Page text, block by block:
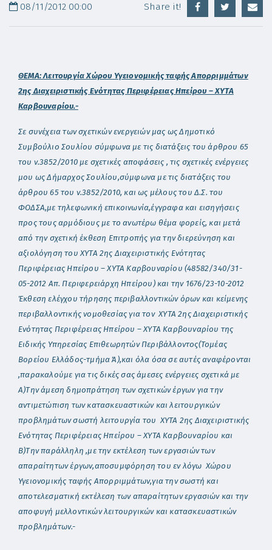
08/11/2012 00:00 Share it!
ΘΕΜΑ:Λειτουργία Χώρου Υγειονομικής ταφής Απορριμμάτων
2ης Διαχειριστικής Ενότητας Περιφέρειας Ηπείρου – ΧΥΤΑ
Καρβουναρίου.-
Σε συνέχεια των σχετικών ενεργειών μας ως Δημοτικό
Συμβούλιο Σουλίου σύμφωνα με τις διατάξεις του άρθρου 65
του ν.3852/2010 με σχετικές αποφάσεις , τις σχετικές ενέργειες
μου ως Δήμαρχος Σουλίου,σύμφωνα με τις διατάξεις του
άρθρου 65 του ν.3852/2010, και ως μέλους του Δ.Σ. του
ΦΟΔΣΑ,με τηλεφωνική επικοινωνία,έγγραφα και εισηγήσεις
προς τους αρμόδιους με το ανωτέρω θέμα φορείς, και μετά
από την σχετική έκθεση Επιτροπής για την διερεύνηση και
αξιολόγηση του ΧΥΤΑ 2ης Διαχειριστικής Ενότητας
Περιφέρειας Ηπείρου – ΧΥΤΑ Καρβουναρίου (48582/340/31-
05-2012 Απ. Περιφερειάρχη Ηπείρου) και την 1676/23-10-2012
Έκθεση ελέγχου τήρησης περιβαλλοντικών όρων και κείμενης
περιβαλλοντικής νομοθεσίας για τον ΧΥΤΑ 2ης Διαχειριστικής
Ενότητας Περιφέρειας Ηπείρου – ΧΥΤΑ Καρβουναρίου της
Ειδικής Υπηρεσίας Επιθεωρητών Περιβάλλοντος(Τομέας
Βορείου Ελλάδος-τμήμα Ά),και όλα όσα σε αυτές αναφέρονται
,παρακαλούμε για τις δικές σας άμεσες ενέργειες σχετικά με
Α)Την άμεση δημοπράτηση των σχετικών έργων για την
αντιμετώπιση των κατασκευαστικών και λειτουργικών
προβλημάτων σωστή λειτουργία του ΧΥΤΑ 2ης Διαχειριστικής
Ενότητας Περιφέρειας Ηπείρου – ΧΥΤΑ Καρβουναρίου και
Β)Την παράλληλη ,με την εκτέλεση των εργασιών των
απαραίτητων έργων,αποσυμφόρηση του εν λόγω Χώρου
Υγειονομικής ταφής Απορριμμάτων,για την σωστή και
αποτελεσματική εκτέλεση των απαραίτητων εργασιών και την
αποφυγή μελλοντικών λειτουργικών και κατασκευαστικών
προβλημάτων.-